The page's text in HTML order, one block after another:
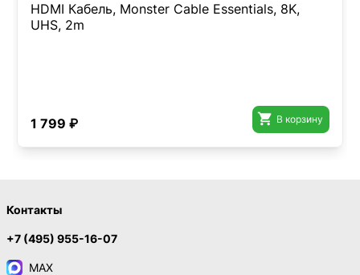
HDMI Кабель, Monster Cable Essentials, 8K,
UHS, 2m
1 799 ₽  В корзину
Контакты
+7 (495) 955-16-07
MAX